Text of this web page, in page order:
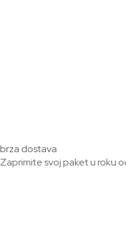
brza dostava
Zaprimite svoj paket u roku